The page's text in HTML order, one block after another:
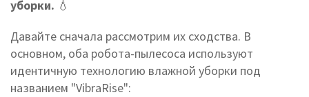
уборки. 💧
Давайте сначала рассмотрим их сходства. В
основном, оба робота-пылесоса используют
идентичную технологию влажной уборки под
названием "VibraRise":